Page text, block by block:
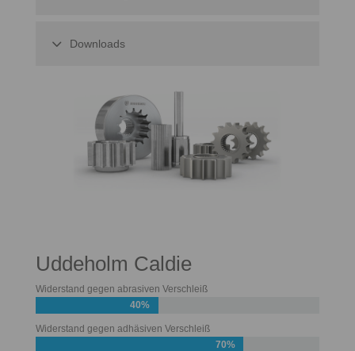
Downloads
Uddeholm Caldie
Widerstand gegen abrasiven Verschleiß
40%
Widerstand gegen adhäsiven Verschleiß
70%